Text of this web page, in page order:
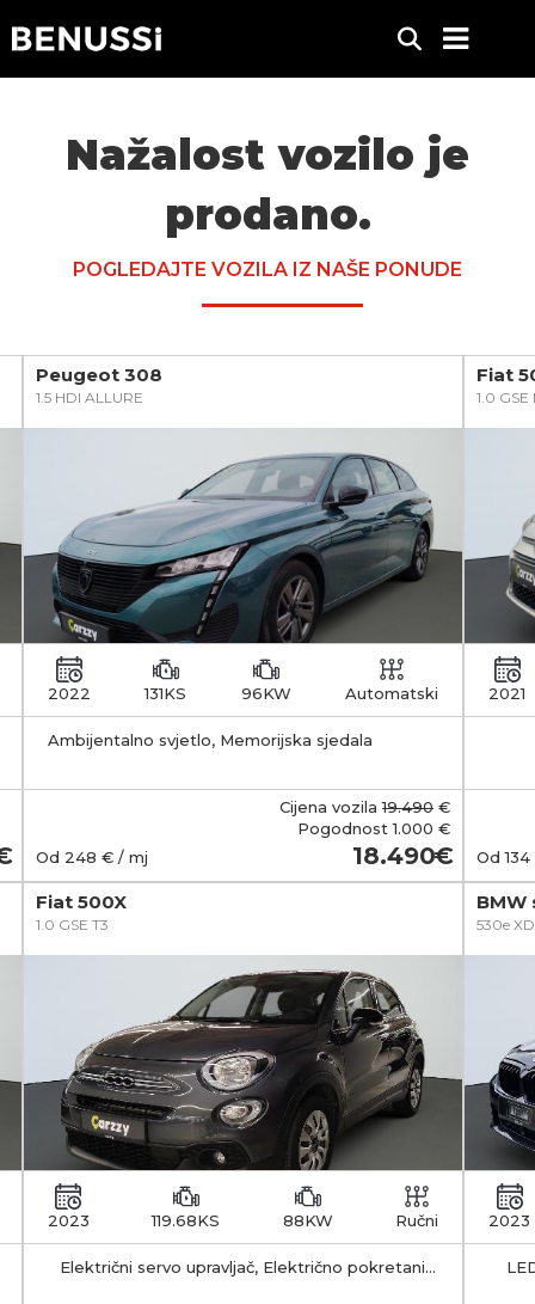
Nažalost vozilo je
prodano.
POGLEDAJTE VOZILA IZ NAŠE PONUDE
Peugeot 308
1.5 HDI ALLURE
2022 131KS 96KW Automatski
Ambijentalno svjetlo, Memorijska sjedala
Cijena vozila19.490 €
Pogodnost1.000 €
Od 248 € / mj 18.490
Fiat
1.0
2021
Od134
Fiat 500X
1.0 GSE T3
2023 119.68KS 88KW Ručni
Električni servo upravljač, Električno pokretani
BMW
530e
2023